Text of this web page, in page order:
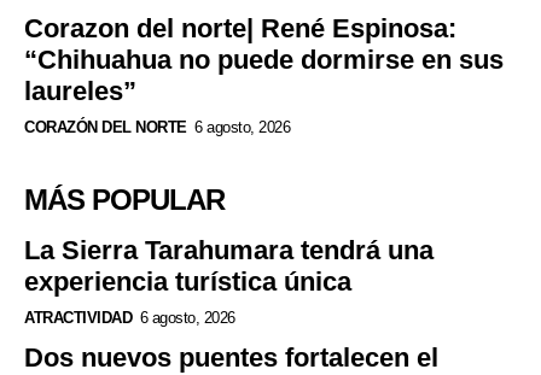
Corazon del norte| René Espinosa:
“Chihuahua no puede dormirse en sus
laureles”
CORAZÓN DEL NORTE 6 agosto, 2026
MÁS POPULAR
La Sierra Tarahumara tendrá una
experiencia turística única
ATRACTIVIDAD 6 agosto, 2026
Dos nuevos puentes fortalecen el